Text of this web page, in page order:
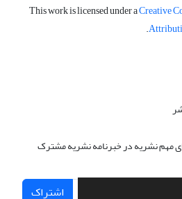
This work is licensed under aCreative
.
مهم نشریه در خبرنامه نشریه مشترک
اشتراک